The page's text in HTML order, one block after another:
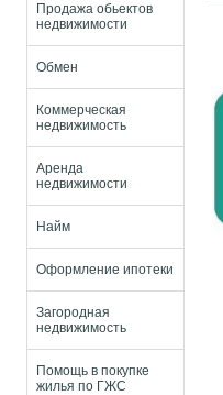
Продажа обьектов
недвижимости
Обмен
Коммерческая
недвижимость
Аренда
недвижимости
Найм
Оформление ипотеки
Загородная
недвижимость
Помощь в покупке
жилья по ГЖС